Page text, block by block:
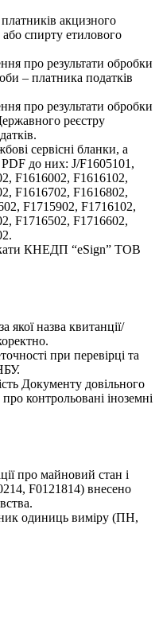
акцизного
або спирту етилового
про результати обробки
– платника податків
про результати обробки
реєстру
сервісні бланки, а
PDF до них: J/F1605101,
F1616002, F1616102,
F1616702, F1616802,
F1715902, F1716102,
F1716502, F1716602,
КНЕДП “eSign” ТОВ
якої назва квитанції/
при перевірці та
Документу довільного
контрольовані іноземні
про майновий стан і
F0121814) внесено
одиниць виміру (ПН,